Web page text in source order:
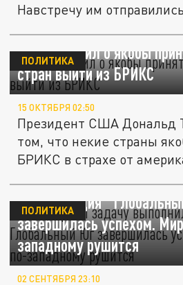
Навстречу им
Трамп заявил о якобы
стран выйти из БРИКС
ПОЛИТИКА
15 ОКТЯБРЯ 02:50
Президент США Дональд
том, что некие страны
БРИКС в страхе от
Агент Трамп задачу
спецоперация
завершилась успехом.
западному рушится
ПОЛИТИКА
02 СЕНТЯБРЯ 23:10